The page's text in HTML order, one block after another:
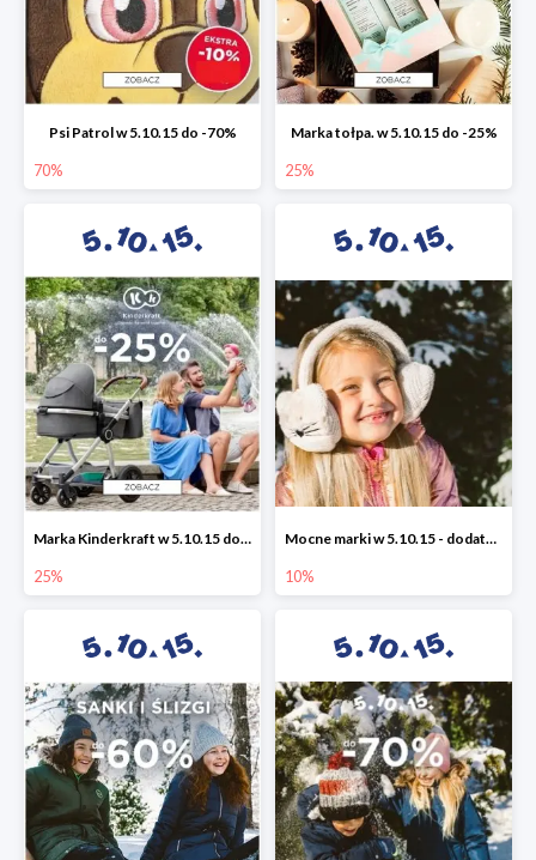
Psi Patrol w 5.10.15 do -70%
70%
Marka tołpa. w 5.10.15 do -25%
25%
Marka Kinderkraft w 5.10.15 do -25%
25%
Mocne marki w 5.10.15 - dodatkowe -10% rabatu
10%